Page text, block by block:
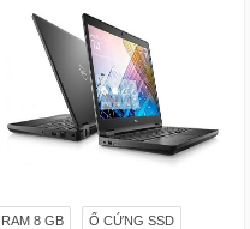
RAM 8 GB Ổ CỨNG SSD